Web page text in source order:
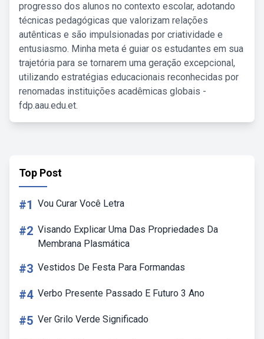
progresso dos alunos no contexto escolar, adotando
técnicas pedagógicas que valorizam relações
autênticas e são impulsionadas por criatividade e
entusiasmo. Minha meta é guiar os estudantes em sua
trajetória para se tornarem uma geração excepcional,
utilizando estratégias educacionais reconhecidas por
renomadas instituições acadêmicas globais -
fdp.aau.edu.et.
Top Post
#1 Vou Curar Você Letra
#2 Visando Explicar Uma Das Propriedades Da
Membrana Plasmática
#3 Vestidos De Festa Para Formandas
#4 Verbo Presente Passado E Futuro 3 Ano
#5 Ver Grilo Verde Significado